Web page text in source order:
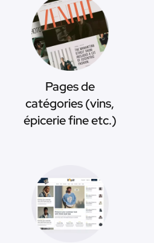
Pages de
catégories (vins,
épicerie fine etc.)